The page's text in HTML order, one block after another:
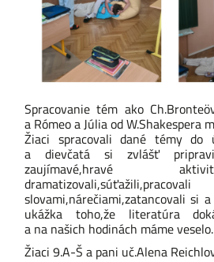
Spracovanie tém ako
a Rómeo a Júlia od W.Shakespera
Žiaci spracovali dané témy do
a dievčatá si zvlášť
zaujímavé,hravé
slovami,nárečiami,zatancovali si
ukážka toho,že literatúra
a na našich hodinách máme veselo.
Žiaci 9.A-Š a pani uč.Alena